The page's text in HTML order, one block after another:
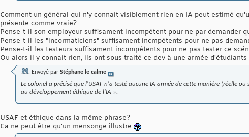
Comment un général qui n'y connait visiblement rien en IA peut estimé
présente comme vraie?
Pense-t-il son employeur suffisament incompétent pour ne par demander
Pense-t-il les "incormaticiens" suffisament incmpétents pour ne pas
Pense-t-il les testeurs suffisament incompétents pour ne pas tester ce
Ou alors il y connait rien, ils ont sous traité ce dev à une armée
Envoyé par Stéphane le calme
Le colonel a précisé que l'USAF n'a testé aucune IA armée de cette manière (réelle
au développement éthique de l'IA ».
USAF et éthique dans la même phrase?
Ca ne peut être qu'un mensonge illustre